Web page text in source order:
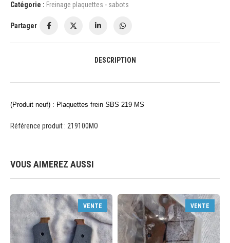
Catégorie : Freinage plaquettes - sabots
Partager
DESCRIPTION
(Produit neuf) : Plaquettes frein SBS 219 MS
Référence produit : 219100MO
VOUS AIMEREZ AUSSI
VENTE VENTE